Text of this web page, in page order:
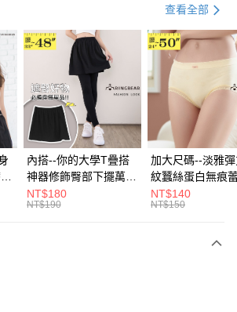
】
供，台灣大哥大用戶可立即使用無須另外申請。
查看全部
內搭--你的大學T疊搭
神器修飾臀部下擺萬用
內搭裙/遮臀裙(黑2L-
6L)-Q155眼圈熊中大
NT$180
NT$190
加大尺碼--淡雅
紋蠶絲蛋白無痕
角內褲(白.粉.藍.
3L)-L28眼圈熊中
NT$140
NT$150